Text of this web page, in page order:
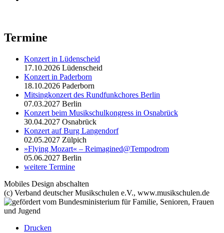
Termine
Konzert in Lüdenscheid
17.10.2026 Lüdenscheid
Konzert in Paderborn
18.10.2026 Paderborn
Mitsingkonzert des Rundfunkchores Berlin
07.03.2027 Berlin
Konzert beim Musikschulkongress in Osnabrück
30.04.2027 Osnabrück
Konzert auf Burg Langendorf
02.05.2027 Zülpich
»Flying Mozart« – Reimagined@Tempodrom
05.06.2027 Berlin
weitere Termine
Mobiles Design abschalten
(c) Verband deutscher Musikschulen e.V., www.musikschulen.de
Drucken